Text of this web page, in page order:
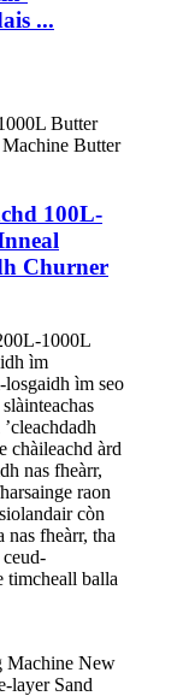
...
100L-
Churner
1000L
ìm
ìm seo
chàileachd àrd
nas fheàrr,
raon
còn
nas fheàrr, tha
timcheall balla